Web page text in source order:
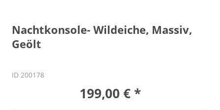
Nachtkonsole- Wildeiche, Massiv,
Geölt
ID 200178
199,00 € *